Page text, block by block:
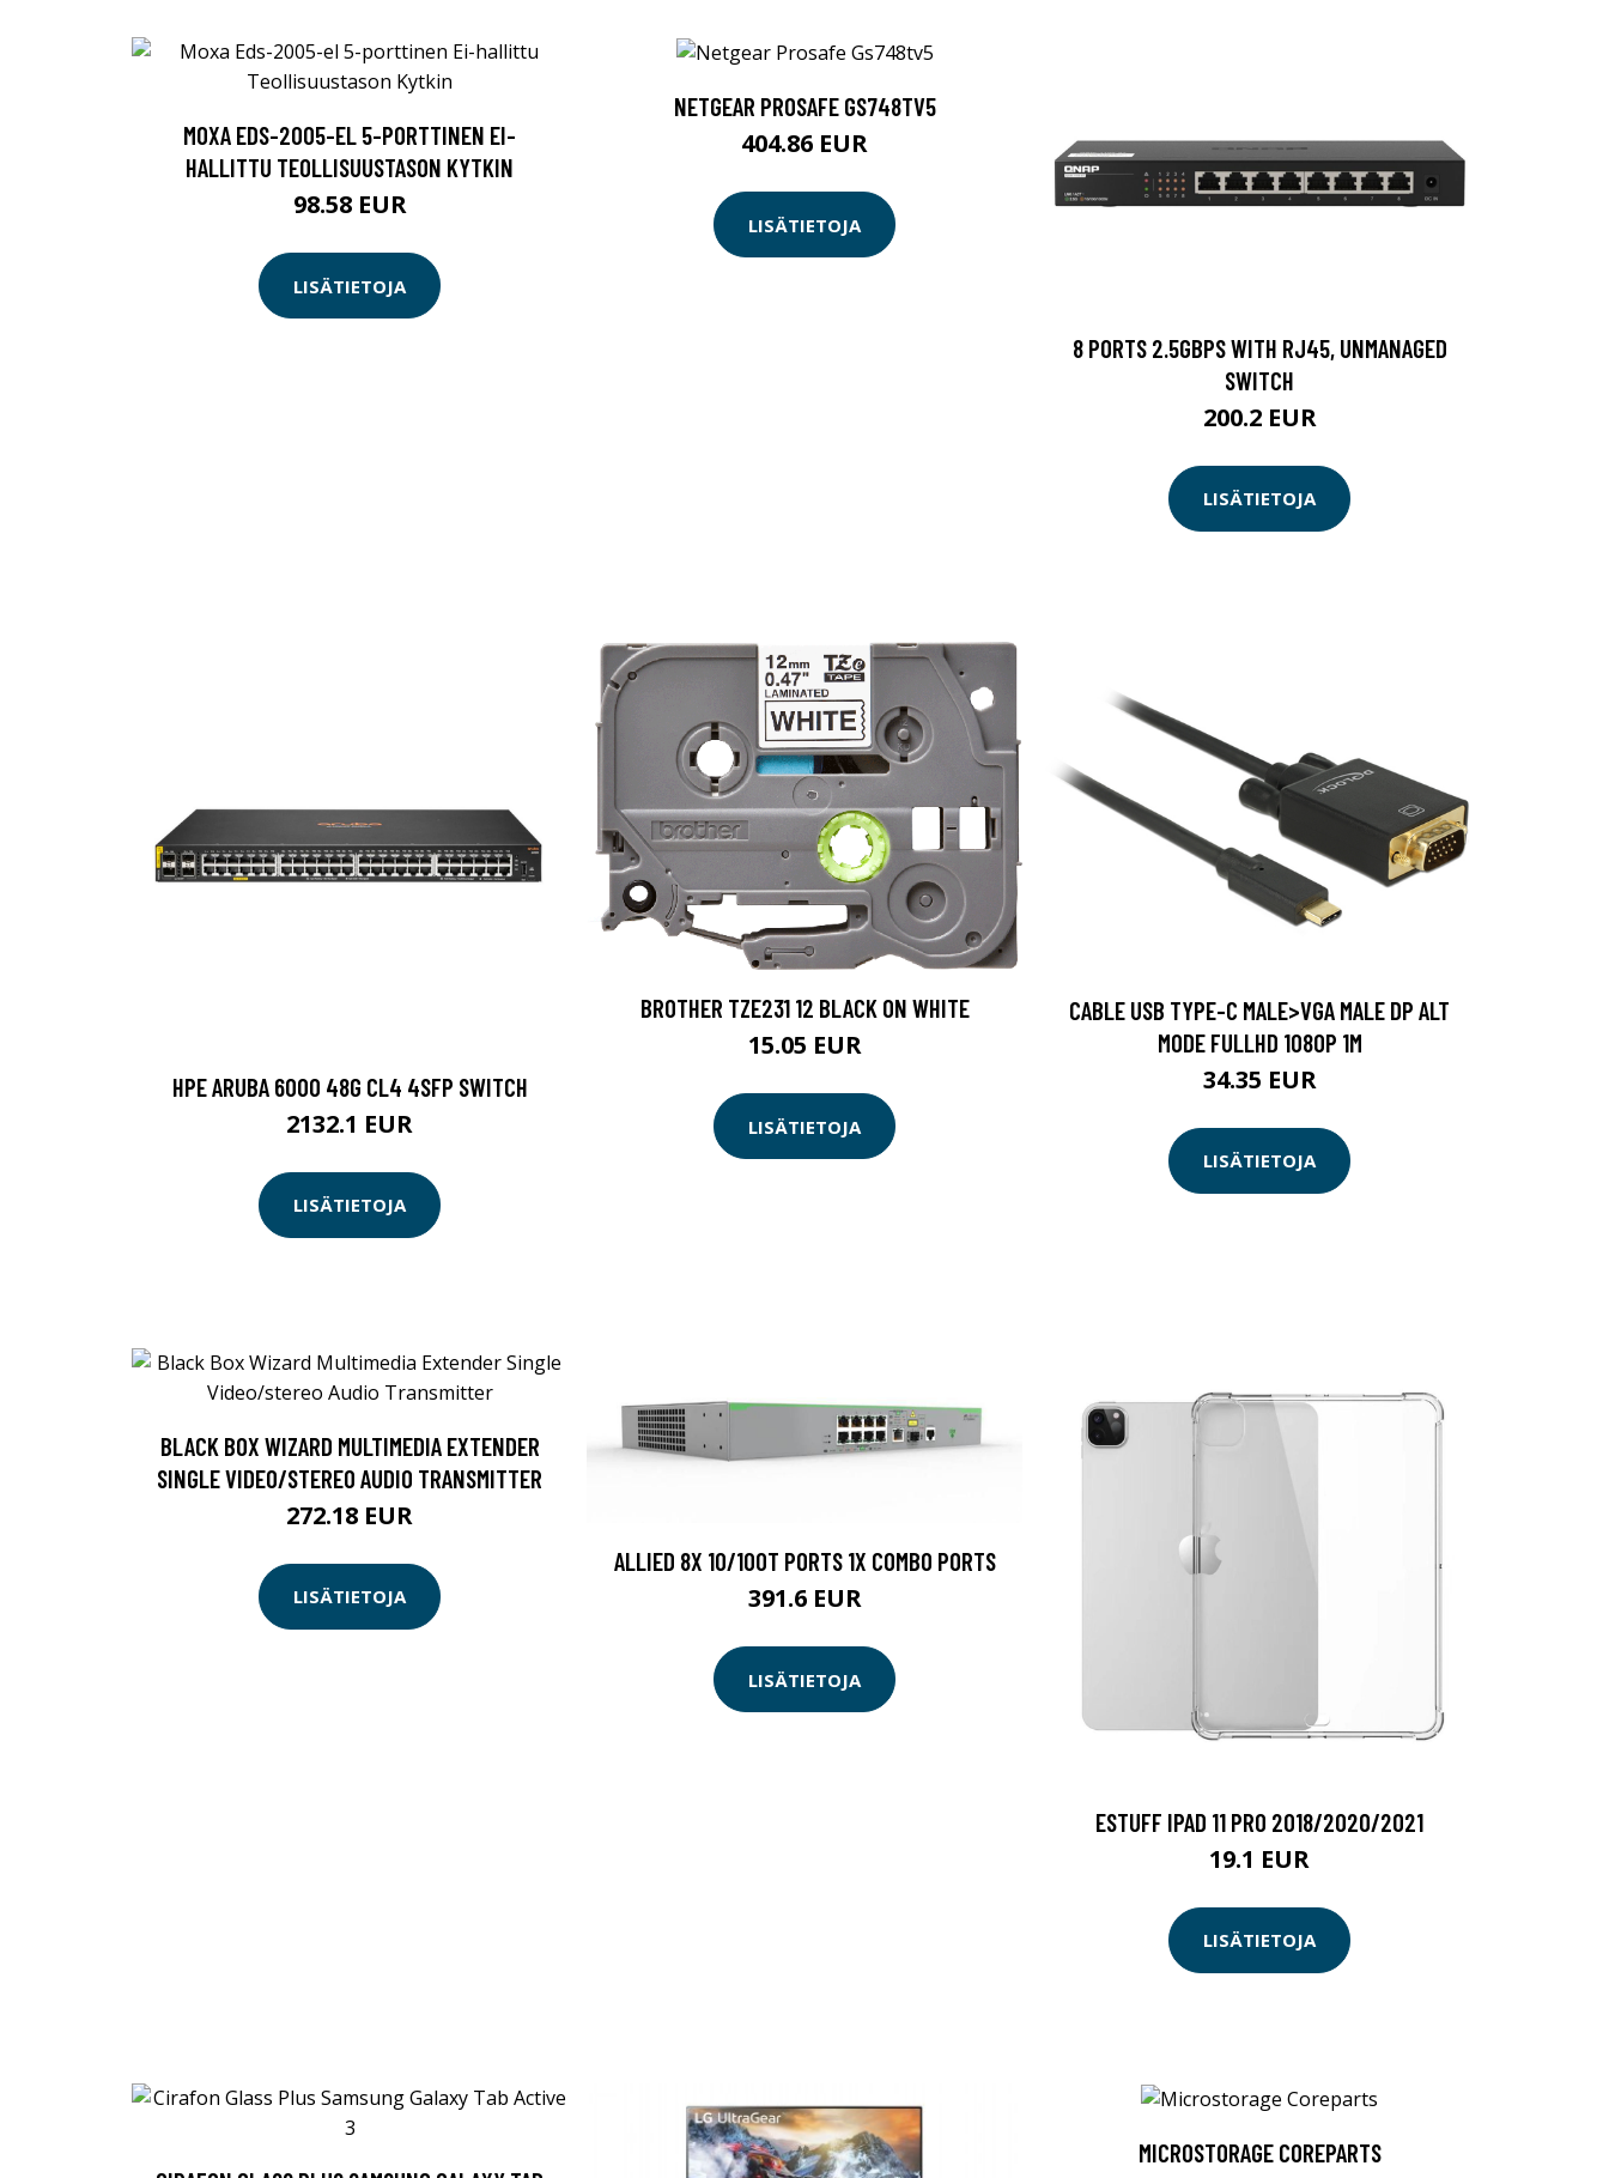
MOXA EDS-2005-EL 5-PORTTINEN EI-
HALLITTU TEOLLISUUSTASON KYTKIN
98.58 EUR
LISÄTIETOJA
NETGEAR PROSAFE GS748TV5
404.86 EUR
LISÄTIETOJA
8 PORTS 2.5GBPS WITH RJ45, UNMANAGED
SWITCH
200.2 EUR
LISÄTIETOJA
HPE ARUBA 6000 48G CL4 4SFP SWITCH
2132.1 EUR
LISÄTIETOJA
BROTHER TZE231 12 BLACK ON WHITE
15.05 EUR
LISÄTIETOJA
CABLE USB TYPE-C MALE>VGA MALE DP ALT
MODE FULLHD 1080P 1M
34.35 EUR
LISÄTIETOJA
BLACK BOX WIZARD MULTIMEDIA EXTENDER
SINGLE VIDEO/STEREO AUDIO TRANSMITTER
272.18 EUR
LISÄTIETOJA
ALLIED 8X 10/100T PORTS 1X COMBO PORTS
391.6 EUR
LISÄTIETOJA
ESTUFF IPAD 11 PRO 2018/2020/2021
19.1 EUR
LISÄTIETOJA
MICROSTORAGE COREPARTS